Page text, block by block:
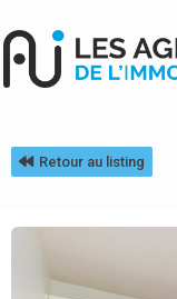
Retour au listing